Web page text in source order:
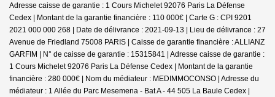
Adresse caisse de garantie : 1 Cours Michelet 92076 Paris La Défense
Cedex | Montant de la garantie financière : 110 000€ | Carte G : CPI 9201
2021 000 000 268 | Date de délivrance : 2021-09-13 | Lieu de délivrance : 27
Avenue de Friedland 75008 PARIS | Caisse de garantie financière : ALLIANZ
GARFIM | N° de caisse de garantie : 15315841 | Adresse caisse de garantie :
1 Cours Michelet 92076 Paris La Défense Cedex | Montant de la garantie
financière : 280 000€ | Nom du médiateur : MEDIMMOCONSO | Adresse du
médiateur : 1 Allée du Parc Mesemena - Bat A - 44 505 La Baule Cedex |